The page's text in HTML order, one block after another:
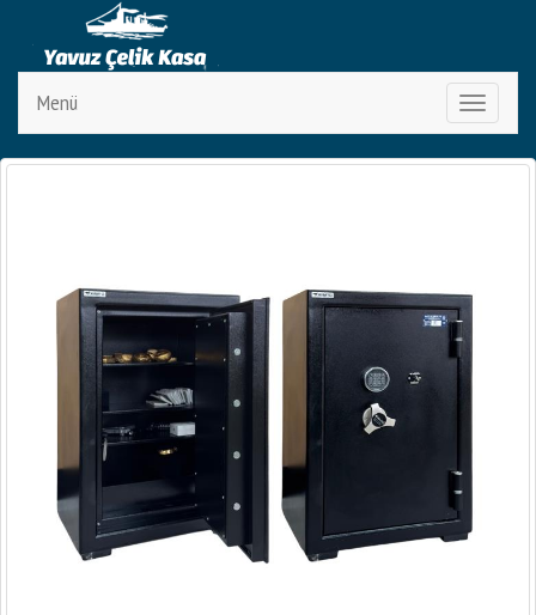
Toggle
navigation
Menü